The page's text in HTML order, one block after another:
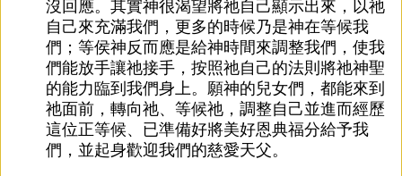
沒回應。其實神很渴望將祂自己顯示出來，以祂
自己來充滿我們，更多的時候乃是神在等候我
們；等侯神反而應是給神時間來調整我們，使我
們能放手讓祂接手，按照祂自己的法則將祂神聖
的能力臨到我們身上。願神的兒女們，都能來到
祂面前，轉向祂、等候祂，調整自己並進而經歷
這位正等候、已準備好將美好恩典福分給予我
們，並起身歡迎我們的慈愛天父。